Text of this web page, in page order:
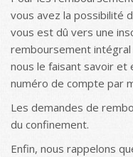
vous avez la possibilité
vous est dû vers une
remboursement
nous le faisant savoir et
numéro de compte par
Les demandes de
du confinement.
Enfin, nous rappelons